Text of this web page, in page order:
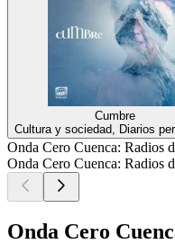
Cumbre
Cultura y sociedad, Diarios
Onda Cero Cuenca: Radios
Onda Cero Cuenca: Radios
Onda Cero